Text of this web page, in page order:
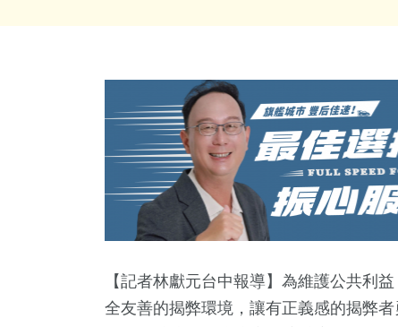
【記者林獻元台中報導】為維護公共利
全友善的揭弊環境，讓有正義感的揭弊